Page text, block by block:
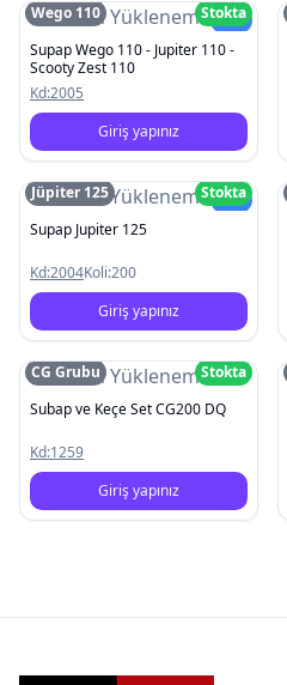
Resim YüklenemediYeni
Wego 110
Stokta
Supap Wego 110 - Jupiter 110 -
Scooty Zest 110
Kd:2005
Giriş yapınız
Resim YüklenemediYeni
Jüpiter 125
Stokta
Supap Jupiter 125
Kd:2004Koli:200
Giriş yapınız
Resim Yüklenemedi
CG Grubu
Stokta
Subap ve Keçe Set CG200 DQ
Kd:1259
Giriş yapınız